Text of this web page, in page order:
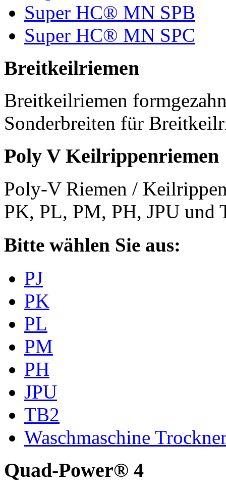
Super HC® MN SPB
Super HC® MN SPC
Breitkeilriemen
Breitkeilriemen
Sonderbreiten für
Poly V Keilrippenriemen
Poly-V Riemen /
PK, PL, PM, PH, JPU und
Bitte wählen Sie aus:
PJ
PK
PL
PM
PH
JPU
TB2
Waschmaschine
Quad-Power® 4